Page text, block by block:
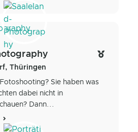
Thüringen
Sie haben was
dabei nicht in
Dann...